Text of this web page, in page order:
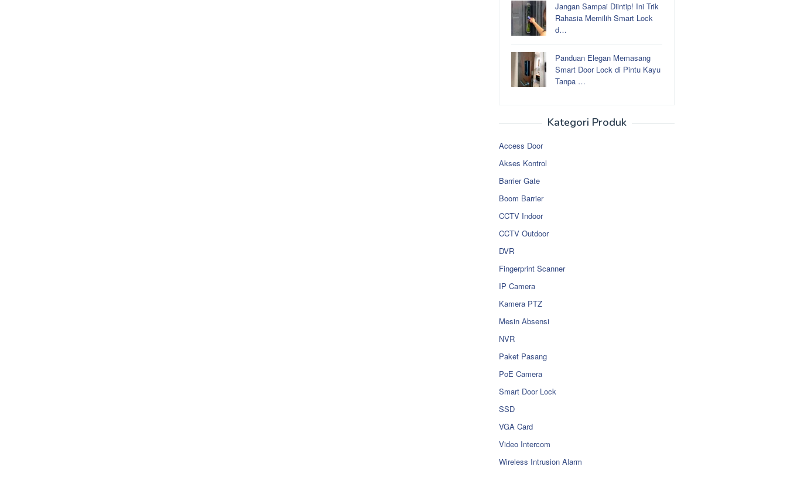
Jangan Sampai Diintip! Ini Trik
Rahasia Memilih Smart Lock
d…
Panduan Elegan Memasang
Smart Door Lock di Pintu Kayu
Tanpa …
Kategori Produk
Access Door
Akses Kontrol
Barrier Gate
Boom Barrier
CCTV Indoor
CCTV Outdoor
DVR
Fingerprint Scanner
IP Camera
Kamera PTZ
Mesin Absensi
NVR
Paket Pasang
PoE Camera
Smart Door Lock
SSD
VGA Card
Video Intercom
Wireless Intrusion Alarm